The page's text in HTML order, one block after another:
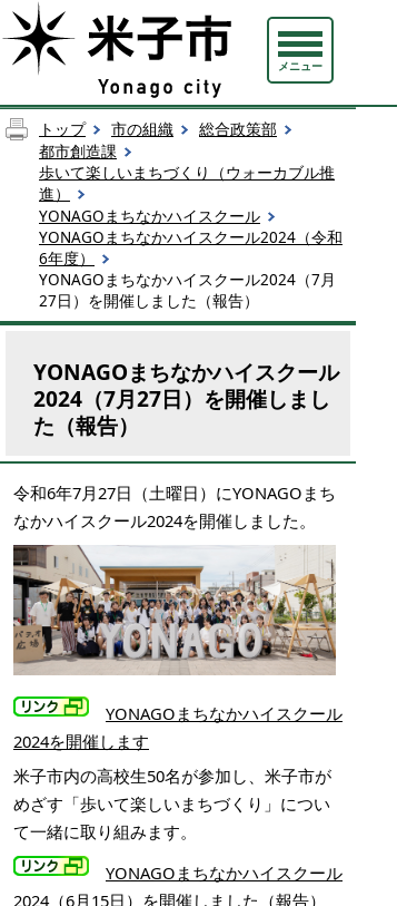
メニュー
トップ 市の組織
総合政策部
都市創造課
歩いて楽しいまちづくり（ウォーカブル推
進）
YONAGOまちなかハイスクール
YONAGOまちなかハイスクール2024（令和
6年度）
YONAGOまちなかハイスクール2024（7月
27日）を開催しました（報告）
YONAGOまちなかハイスクール
2024（7月27日）を開催しまし
た（報告）
令和6年7月27日（土曜日）にYONAGOまち
なかハイスクール2024を開催しました。
YONAGOまちなかハイスクール
2024を開催します
米子市内の高校生50名が参加し、米子市が
めざす「歩いて楽しいまちづくり」につい
て一緒に取り組みます。
YONAGOまちなかハイスクール
2024（6月15日）を開催しました（報告）